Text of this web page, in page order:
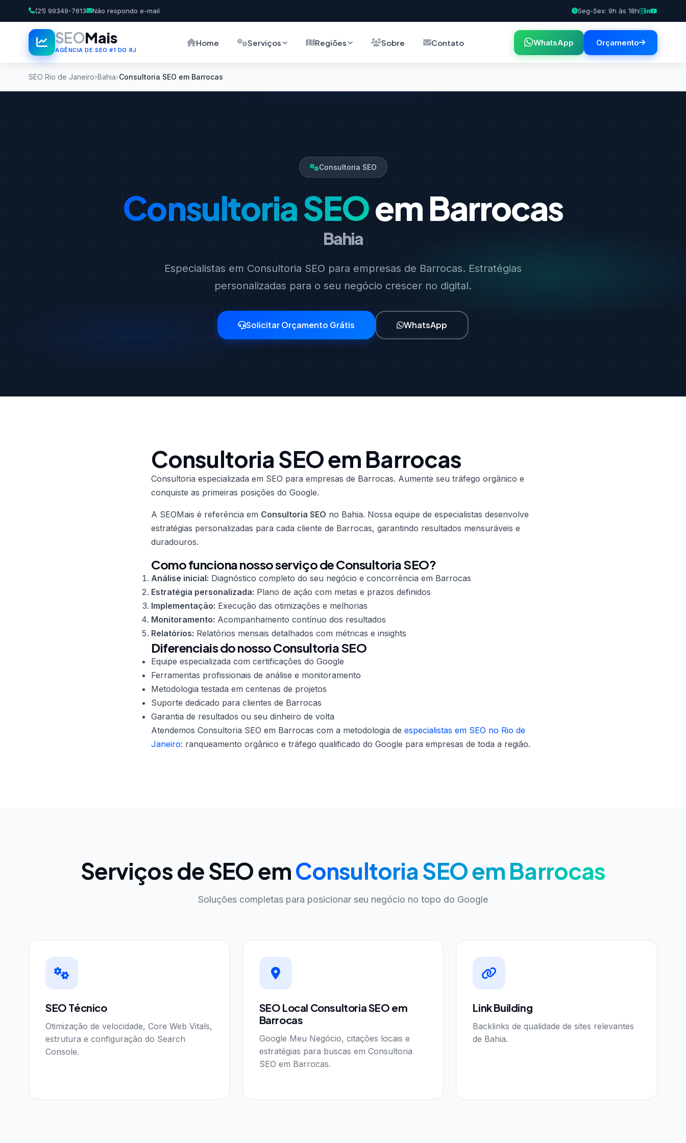
(21) 99349-7613 Não respondo e-mail Seg-Sex: 9h às 18h
SEOMais
AGÊNCIA DE SEO #1 DO RJ
Home Serviços Regiões Sobre Contato WhatsApp Orçamento
SEO Rio de Janeiro Bahia Consultoria SEO em Barrocas
Consultoria SEO
Consultoria SEOem Barrocas
Bahia
Especialistas em Consultoria SEO para empresas de Barrocas. Estratégias
personalizadas para o seu negócio crescer no digital.
Solicitar Orçamento Grátis WhatsApp
Consultoria SEO em Barrocas
Consultoria especializada em SEO para empresas de Barrocas. Aumente seu tráfego orgânico e
conquiste as primeiras posições do Google.
A SEOMais é referência em Consultoria SEO no Bahia. Nossa equipe de especialistas desenvolve
estratégias personalizadas para cada cliente de Barrocas, garantindo resultados mensuráveis e
duradouros.
Como funciona nosso serviço de Consultoria SEO?
Análise inicial: Diagnóstico completo do seu negócio e concorrência em Barrocas
Estratégia personalizada: Plano de ação com metas e prazos definidos
Implementação: Execução das otimizações e melhorias
Monitoramento: Acompanhamento contínuo dos resultados
Relatórios: Relatórios mensais detalhados com métricas e insights
Diferenciais do nosso Consultoria SEO
Equipe especializada com certificações do Google
Ferramentas profissionais de análise e monitoramento
Metodologia testada em centenas de projetos
Suporte dedicado para clientes de Barrocas
Garantia de resultados ou seu dinheiro de volta
Atendemos Consultoria SEO em Barrocas com a metodologia de especialistas em SEO no Rio de
Janeiro: ranqueamento orgânico e tráfego qualificado do Google para empresas de toda a região.
Serviços de SEO emConsultoria SEO em Barrocas
Soluções completas para posicionar seu negócio no topo do Google
SEO Técnico
Otimização de velocidade, Core Web Vitals,
estrutura e configuração do Search
Console.
SEO Local Consultoria SEO em
Barrocas
Google Meu Negócio, citações locais e
estratégias para buscas em Consultoria
SEO em Barrocas.
Link Building
Backlinks de qualidade de sites relevantes
de Bahia.